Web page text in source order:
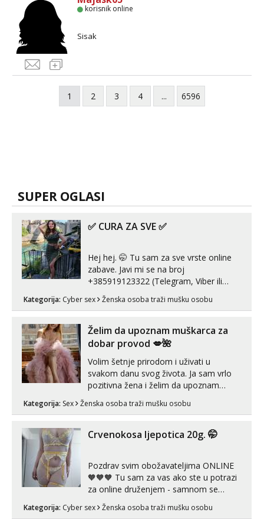
korisnik online
Sisak
1 2 3 4 ... 6596
SUPER OGLASI
✅ CURA ZA SVE ✅
Hej hej. 🤭 Tu sam za sve vrste online
zabave. Javi mi se na broj
+385919123322 (Telegram, Viber ili
Whatsapp). 🤙 NE javljaj se na uzivo.
Hvala.
Kategorija: Cyber sex Ženska osoba traži mušku osobu
Želim da upoznam muškarca za
dobar provod 💋🌺
Volim šetnje prirodom i uživati u
svakom danu svog života. Ja sam vrlo
pozitivna žena i želim da upoznam
može i nešto više.💋🌺 Klikni na link
Kategorija: Sex Ženska osoba traži mušku osobu
Crvenokosa ljepotica 20g. 🤭
Pozdrav svim obožavateljima ONLINE
🧡🧡🧡 Tu sam za vas ako ste u potrazi
za online druženjem - samnom se
možete zabaviti preko videopoziva, ili
ako vam nisam dovoljna radim i u paru i
Kategorija: Cyber sex Ženska osoba traži mušku osobu